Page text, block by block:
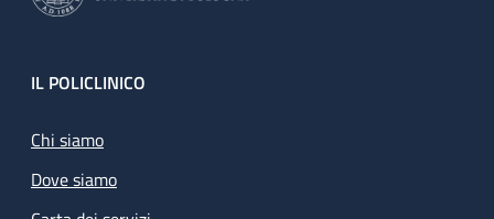
Footer
IL POLICLINICO
Chi siamo
Dove siamo